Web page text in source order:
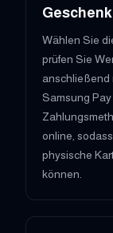
Wählen Sie
prüfen Sie
anschließend
Samsung
online,
physische
können.